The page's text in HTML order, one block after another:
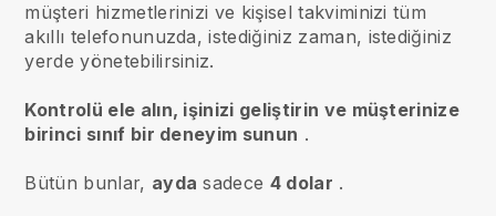
müşteri hizmetlerinizi ve kişisel takviminizi tüm
akıllı telefonunuzda, istediğiniz zaman, istediğiniz
yerde yönetebilirsiniz.
Kontrolü ele alın, işinizi geliştirin ve müşterinize
birinci sınıf bir deneyim sunun .
Bütün bunlar, ayda sadece 4 dolar .